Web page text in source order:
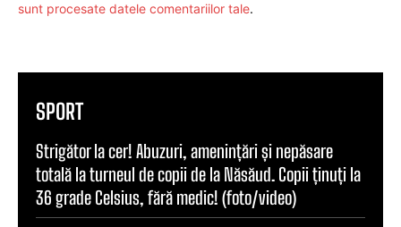
sunt procesate datele comentariilor tale.
SPORT
Strigător la cer! Abuzuri, amenințări și nepăsare
totală la turneul de copii de la Năsăud. Copii ținuți la
36 grade Celsius, fără medic! (foto/video)